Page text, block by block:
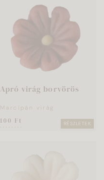
Apró virág borvörös
Marcipán virág
100 Ft RÉSZLETEK